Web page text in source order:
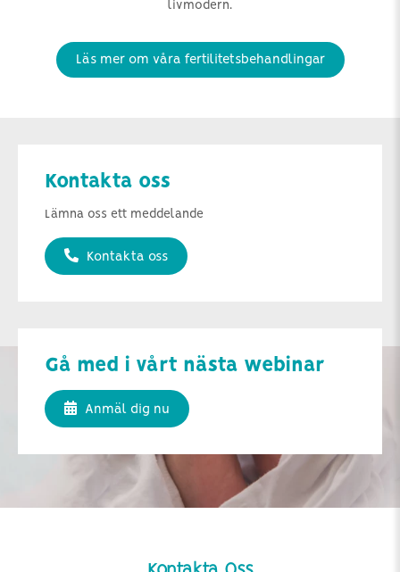
livmodern.
Läs mer om våra fertilitetsbehandlingar
Kontakta oss
Lämna oss ett meddelande
Kontakta oss
Gå med i vårt nästa webinar
Anmäl dig nu